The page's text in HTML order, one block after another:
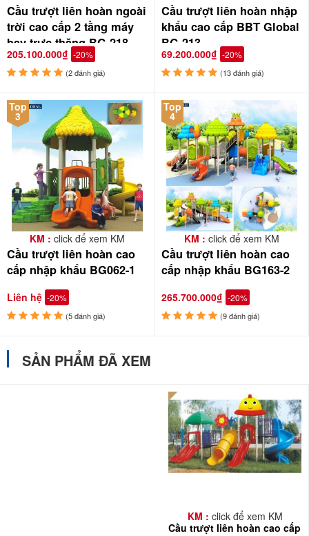
an toàn, bổ ích, đội kỹ thuật viên đồng hành bảo trì, bảo dưỡng
trong quá trình sử dụng. Một số hình ảnh lắp đặt cầu trượt liên
hoàn tại trường mầm non, khu vui chơi resort, nhà hàng, khách
sạn, trung tâm tiêm chủng, bệnh viện,...
Cầu trượt liên hoàn ngoài
trời cao cấp 2 tầng máy
bay trực thăng BG-218
205.100.000₫ -20%
(2 đánh giá)
Cầu trượt liên hoàn nhập
khẩu cao cấp BBT Global
BG-213
69.200.000₫ -20%
(13 đánh giá)
Top
3
KM : click để xem KM
Cầu trượt liên hoàn cao
cấp nhập khẩu BG062-1
Liên hệ -20%
(5 đánh giá)
Top
4
KM : click để xem KM
Cầu trượt liên hoàn cao
cấp nhập khẩu BG163-2
265.700.000₫ -20%
(9 đánh giá)
SẢN PHẨM ĐÃ XEM
KM : click để xem KM
Cầu trượt liên hoàn cao cấp